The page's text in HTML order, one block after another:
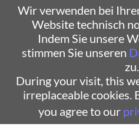
Wir verwenden bei
Website technisch
Indem Sie unsere
stimmen Sie unseren
zu.
During your visit, this
irreplaceable cookies.
you agree to our